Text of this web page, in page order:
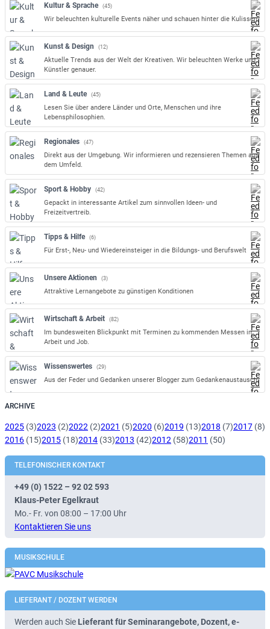
Kultur & Sprache (45)
Wir beleuchten kulturelle Events näher und schauen hinter die Kulissen.
Kunst & Design (12)
Aktuelle Trends aus der Welt der Kreativen. Wir beleuchten Werke und
Künstler genauer.
Land & Leute (45)
Lesen Sie über andere Länder und Orte, Menschen und ihre
Lebensphilosophien.
Regionales (47)
Direkt aus der Umgebung. Wir informieren und rezensieren Themen aus
dem Umfeld.
Sport & Hobby (42)
Gepackt in interessante Artikel zum sinnvollen Ideen- und
Freizeitvertreib.
Tipps & Hilfe (6)
Für Erst-, Neu- und Wiedereinsteiger in die Bildungs- und Berufswelt
Unsere Aktionen (3)
Attraktive Lernangebote zu günstigen Konditionen
Wirtschaft & Arbeit (82)
Im bundesweiten Blickpunkt mit Terminen zu kommenden Messen in
Arbeit und Job.
Wissenswertes (29)
Aus der Feder und Gedanken unserer Blogger zum Gedankenaustausch.
ARCHIVE
2025 (3)2023 (2)2022 (2)2021 (5)2020 (6)2019 (13)2018 (7)2017 (8)
2016 (15)2015 (18)2014 (33)2013 (42)2012 (58)2011 (50)
TELEFONISCHER KONTAKT
+49 (0) 1522 – 92 02 593
Klaus-Peter Egelkraut
Mo.- Fr. von 08:00 – 17:00 Uhr
Kontaktieren Sie uns
MUSIKSCHULE
LIEFERANT / DOZENT WERDEN
Werden auch Sie Lieferant für Seminarangebote, Dozent, e-